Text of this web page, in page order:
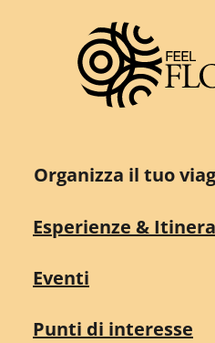
Organizza il tuo
Esperienze &
Eventi
Punti di interesse